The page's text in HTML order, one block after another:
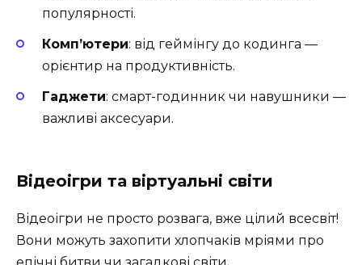
популярності.
Комп’ютери: від геймінгу до кодинга —
орієнтир на продуктивність.
Гаджети: смарт-годинник чи навушники —
важливі аксесуари.
Відеоігри та віртуальні світи
Відеоігри не просто розвага, вже цілий всесвіт!
Вони можуть захопити хлопчаків мріями про